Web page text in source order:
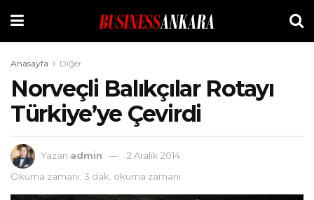
Anasayfa Diğer
Norveçli Balıkçılar Rotayı
Türkiye’ye Çevirdi
Yazan admin
2 Aralık 2014
Okuma zamanı: 3 dak. okuma zamanı